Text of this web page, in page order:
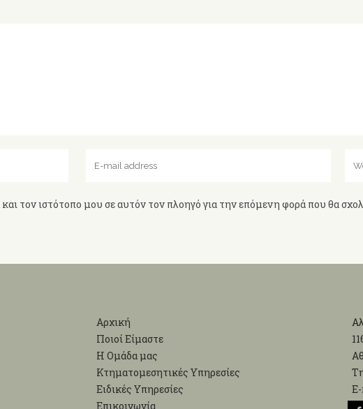
τον ιστότοπο μου σε αυτόν τον πλοηγό για την επόμενη φορά που θα
Αρχική
Ποιοί Είμαστε
Η Ομάδα μας
Κτηματομεσητικές Υπηρεσίες
Ειδικές Υπηρεσίες
Επικοινωνία